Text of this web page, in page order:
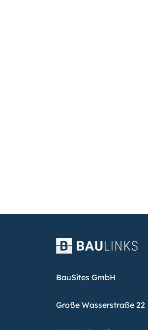
BauSites GmbH
Große Wasserstraße 22